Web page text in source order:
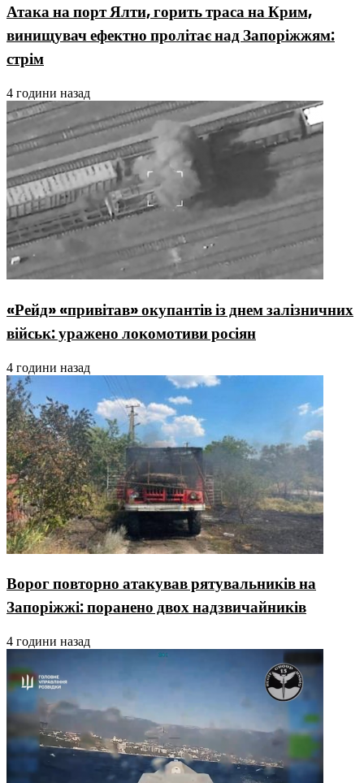
Атака на порт Ялти, горить траса на Крим,
винищувач ефектно пролітає над Запоріжжям:
стрім
4 години назад
«Рейд» «привітав» окупантів із днем залізничних
військ: уражено локомотиви росіян
4 години назад
Ворог повторно атакував рятувальників на
Запоріжжі: поранено двох надзвичайників
4 години назад